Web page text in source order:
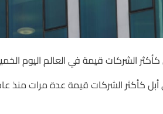
الشركات قيمة في العالم اليوم الخميس
قيمة عدة مرات منذ عام 2018، وكان آخرها في عام